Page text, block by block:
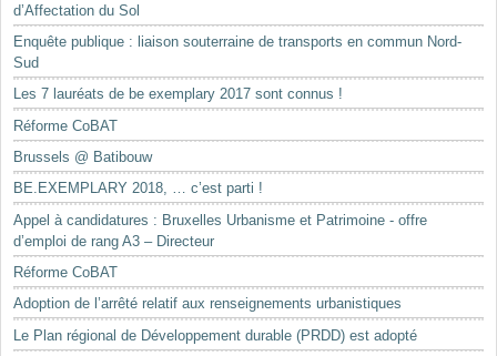
d’Affectation du Sol
Enquête publique : liaison souterraine de transports en commun Nord-
Sud
Les 7 lauréats de be exemplary 2017 sont connus !
Réforme CoBAT
Brussels @ Batibouw
BE.EXEMPLARY 2018, … c’est parti !
Appel à candidatures : Bruxelles Urbanisme et Patrimoine - offre
d’emploi de rang A3 – Directeur
Réforme CoBAT
Adoption de l’arrêté relatif aux renseignements urbanistiques
Le Plan régional de Développement durable (PRDD) est adopté